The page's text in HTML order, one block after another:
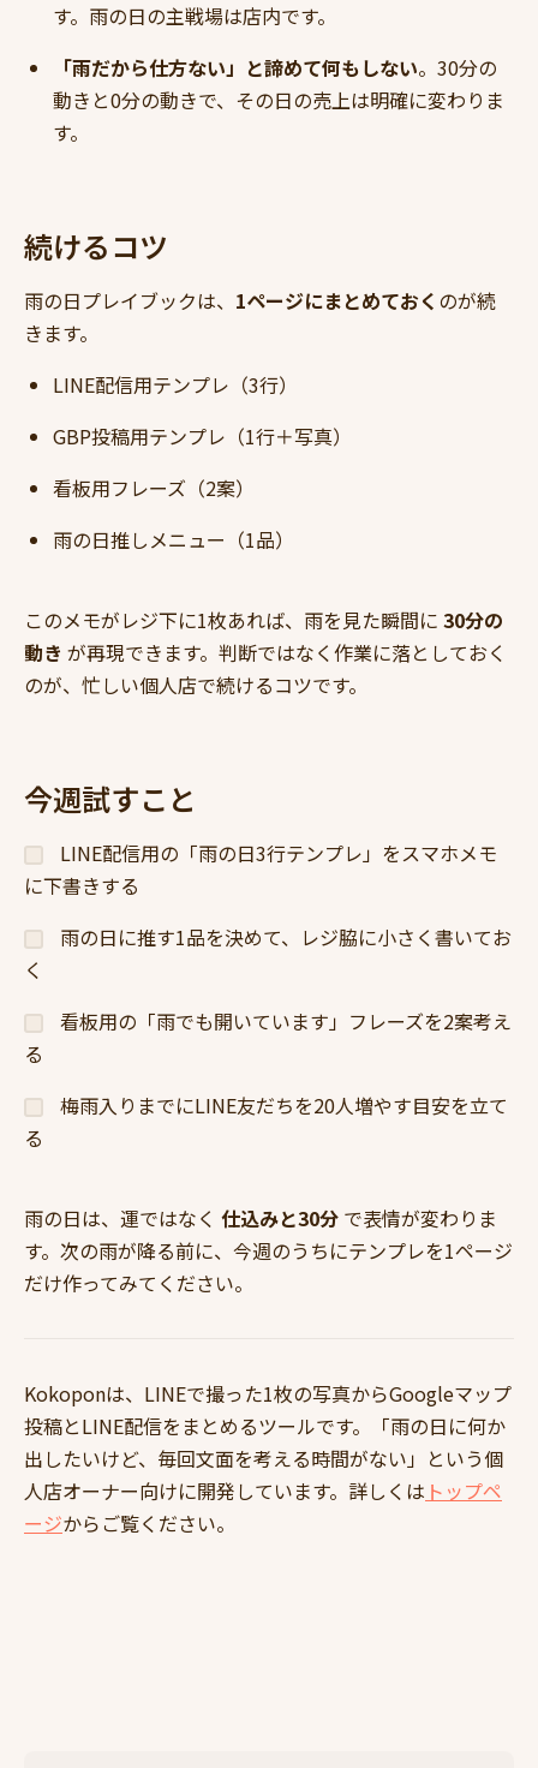
す。雨の日の主戦場は店内です。
「雨だから仕方ない」と諦めて何もしない。30分の
動きと0分の動きで、その日の売上は明確に変わりま
す。
続けるコツ
雨の日プレイブックは、 1ページにまとめておく のが続
きます。
LINE配信用テンプレ（3行）
GBP投稿用テンプレ（1行＋写真）
看板用フレーズ（2案）
雨の日推しメニュー（1品）
このメモがレジ下に1枚あれば、雨を見た瞬間に 30分の
動き が再現できます。判断ではなく作業に落としておく
のが、忙しい個人店で続けるコツです。
今週試すこと
LINE配信用の「雨の日3行テンプレ」をスマホメモ
に下書きする
雨の日に推す1品を決めて、レジ脇に小さく書いてお
く
看板用の「雨でも開いています」フレーズを2案考え
る
梅雨入りまでにLINE友だちを20人増やす目安を立て
る
雨の日は、運ではなく 仕込みと30分 で表情が変わりま
す。次の雨が降る前に、今週のうちにテンプレを1ページ
だけ作ってみてください。
Kokoponは、LINEで撮った1枚の写真からGoogleマップ
投稿とLINE配信をまとめるツールです。「雨の日に何か
出したいけど、毎回文面を考える時間がない」という個
人店オーナー向けに開発しています。詳しくは トップペ
ージからご覧ください。